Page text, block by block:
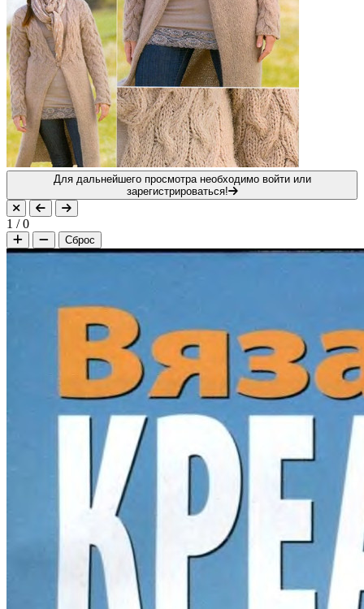
Для дальнейшего просмотра необходимо войти или
зарегистрироваться!
1 /0
Сброс